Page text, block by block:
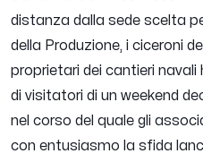
distanza dalla sede scelta
della Produzione, i ciceroni
proprietari dei cantieri
di visitatori di un weekend
nel corso del quale gli
con entusiasmo la sfida